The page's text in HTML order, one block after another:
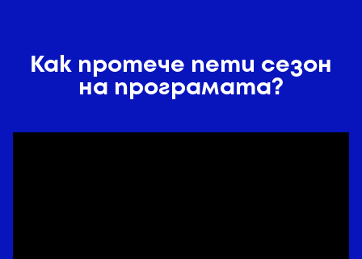
Как протече пети сезон
на програмата?